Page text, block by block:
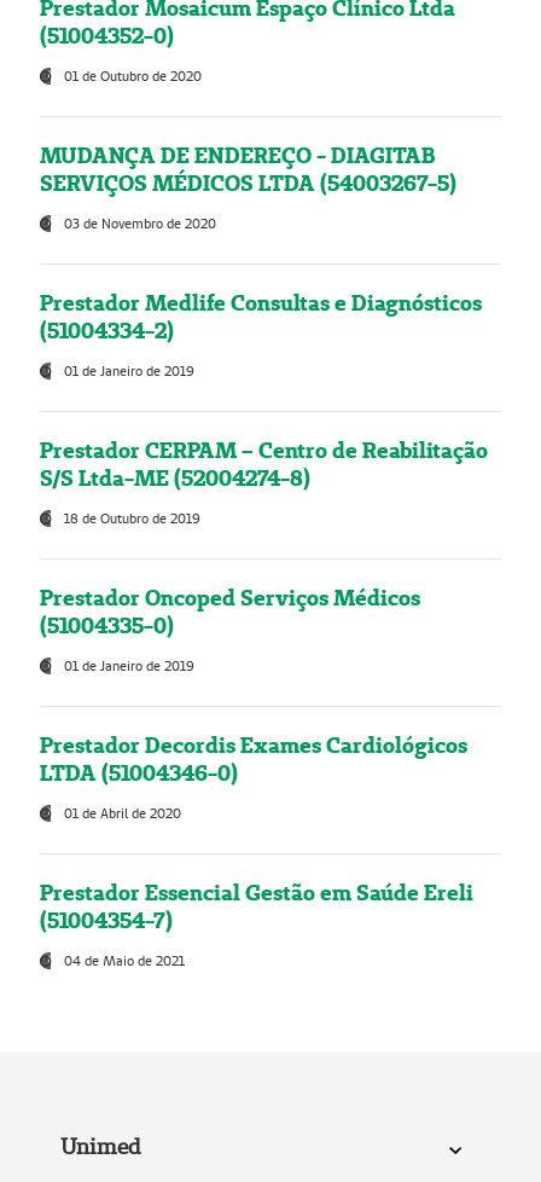
Prestador Mosaicum Espaço Clínico Ltda
(51004352-0)
01 de Outubro de 2020
MUDANÇA DE ENDEREÇO - DIAGITAB
SERVIÇOS MÉDICOS LTDA (54003267-5)
03 de Novembro de 2020
Prestador Medlife Consultas e Diagnósticos
(51004334-2)
01 de Janeiro de 2019
Prestador CERPAM – Centro de Reabilitação
S/S Ltda-ME (52004274-8)
18 de Outubro de 2019
Prestador Oncoped Serviços Médicos
(51004335-0)
01 de Janeiro de 2019
Prestador Decordis Exames Cardiológicos
LTDA (51004346-0)
01 de Abril de 2020
Prestador Essencial Gestão em Saúde Ereli
(51004354-7)
04 de Maio de 2021
Unimed